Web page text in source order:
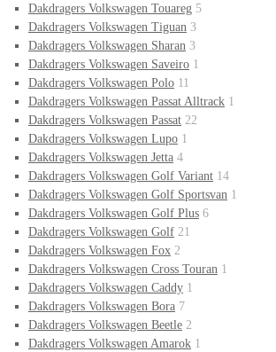
Dakdragers Volkswagen Touareg 5
Dakdragers Volkswagen Tiguan 3
Dakdragers Volkswagen Sharan 3
Dakdragers Volkswagen Saveiro 1
Dakdragers Volkswagen Polo 11
Dakdragers Volkswagen Passat Alltrack 1
Dakdragers Volkswagen Passat 22
Dakdragers Volkswagen Lupo 1
Dakdragers Volkswagen Jetta 4
Dakdragers Volkswagen Golf Variant 14
Dakdragers Volkswagen Golf Sportsvan 1
Dakdragers Volkswagen Golf Plus 6
Dakdragers Volkswagen Golf 21
Dakdragers Volkswagen Fox 2
Dakdragers Volkswagen Cross Touran 1
Dakdragers Volkswagen Caddy 1
Dakdragers Volkswagen Bora 7
Dakdragers Volkswagen Beetle 2
Dakdragers Volkswagen Amarok 1